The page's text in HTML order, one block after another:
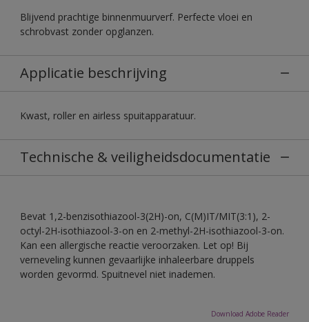
Blijvend prachtige binnenmuurverf. Perfecte vloei en
schrobvast zonder opglanzen.
Applicatie beschrijving
Kwast, roller en airless spuitapparatuur.
Technische & veiligheidsdocumentatie
Bevat 1,2-benzisothiazool-3(2H)-on, C(M)IT/MIT(3:1), 2-
octyl-2H-isothiazool-3-on en 2-methyl-2H-isothiazool-3-on.
Kan een allergische reactie veroorzaken. Let op! Bij
verneveling kunnen gevaarlijke inhaleerbare druppels
worden gevormd. Spuitnevel niet inademen.
Download Adobe Reader